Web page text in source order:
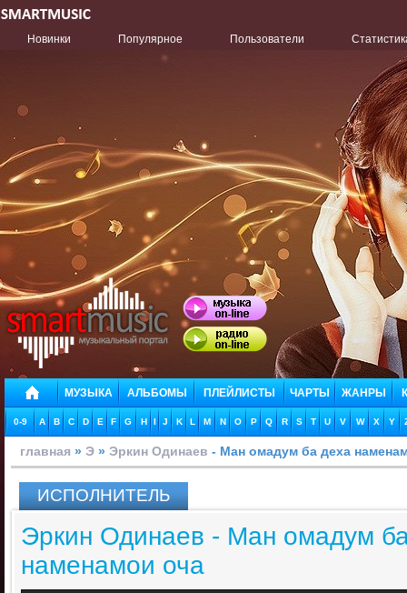
Новинки Популярное Пользователи
МУЗЫКА АЛЬБОМЫ ПЛЕЙЛИСТЫ ЧАРТЫ ЖАНРЫ
0-9 A B C D E F G H I J K L M N O P Q R S T U V W X Y
главная » Э » Эркин Одинаев - Ман омадум ба деха
ИСПОЛНИТЕЛЬ
Эркин Одинаев - Ман омадум
наменамои оча